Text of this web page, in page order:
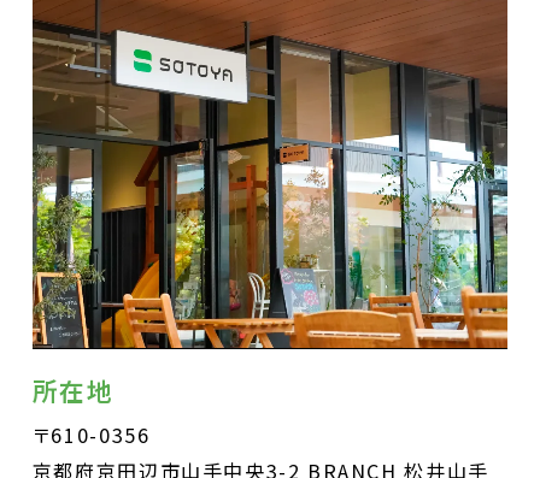
所在地
〒610-0356
京都府京田辺市山手中央3-2 BRANCH 松井山手